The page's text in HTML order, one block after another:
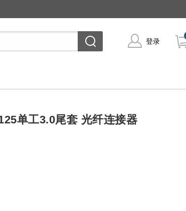
登录
单工3.0尾套 光纤连接器